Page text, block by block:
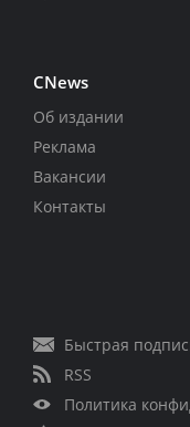
CNews
Об издании
Реклама
Вакансии
Контакты
Быстрая
RSS
Политика